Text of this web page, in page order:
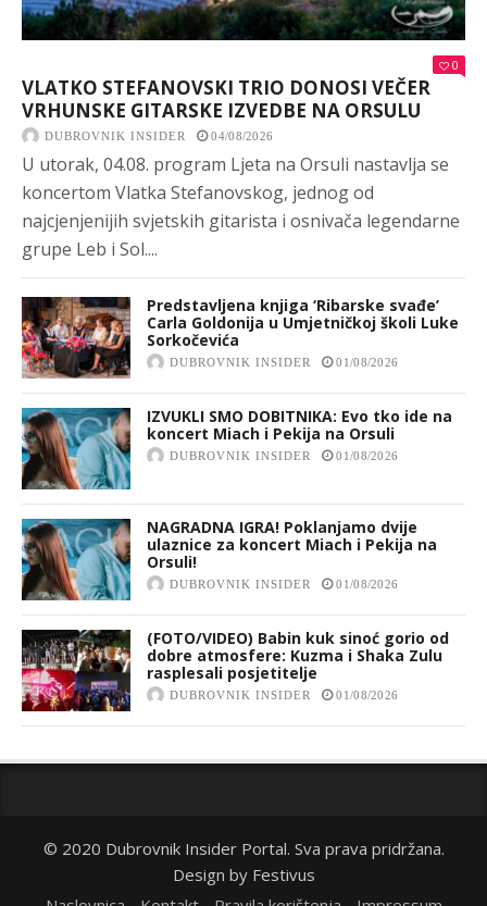
0
VLATKO STEFANOVSKI TRIO DONOSI VEČER
VRHUNSKE GITARSKE IZVEDBE NA ORSULU
DUBROVNIK INSIDER 04/08/2026
U utorak, 04.08. program Ljeta na Orsuli nastavlja se
koncertom Vlatka Stefanovskog, jednog od
najcjenjenijih svjetskih gitarista i osnivača legendarne
grupe Leb i Sol....
Predstavljena knjiga ‘Ribarske svađe’
Carla Goldonija u Umjetničkoj školi Luke
Sorkočevića
DUBROVNIK INSIDER 01/08/2026
IZVUKLI SMO DOBITNIKA: Evo tko ide na
koncert Miach i Pekija na Orsuli
DUBROVNIK INSIDER 01/08/2026
NAGRADNA IGRA! Poklanjamo dvije
ulaznice za koncert Miach i Pekija na
Orsuli!
DUBROVNIK INSIDER 01/08/2026
(FOTO/VIDEO) Babin kuk sinoć gorio od
dobre atmosfere: Kuzma i Shaka Zulu
rasplesali posjetitelje
DUBROVNIK INSIDER 01/08/2026
© 2020 Dubrovnik Insider Portal. Sva prava pridržana.
Design by Festivus